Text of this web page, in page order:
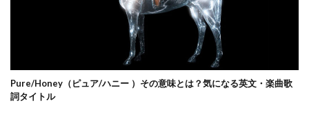
Pure/Honey（ピュア/ハニー ）その意味とは？気になる英文・楽曲歌
詞タイトル